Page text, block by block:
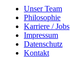
Unser Team
Philosophie
Karriere / Jobs
Impressum
Datenschutz
Kontakt